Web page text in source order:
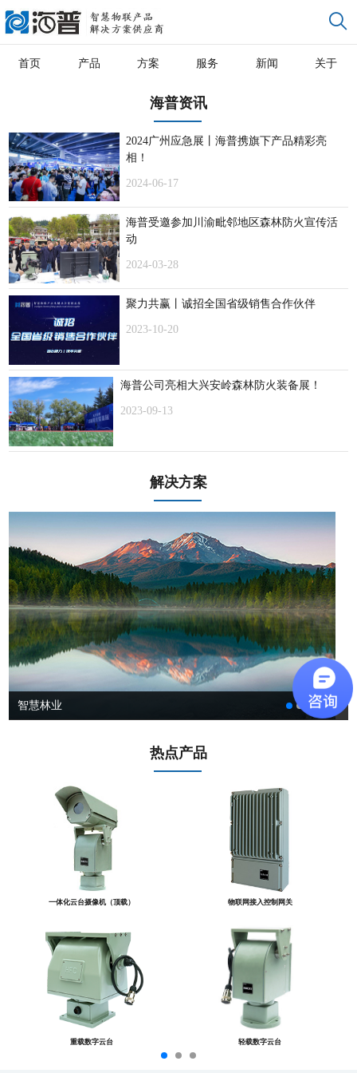
首页 产品 方案 服务 新闻 关于
海普资讯
2024广州应急展丨海普携旗下产品精彩亮
相！
2024-06-17
海普受邀参加川渝毗邻地区森林防火宣传活
动
2024-03-28
聚力共赢丨诚招全国省级销售合作伙伴
2023-10-20
海普公司亮相大兴安岭森林防火装备展！
2023-09-13
解决方案
智慧林业
热点产品
一体化云台摄像机（顶载） 物联网接入控制网关
重载数字云台 轻载数字云台